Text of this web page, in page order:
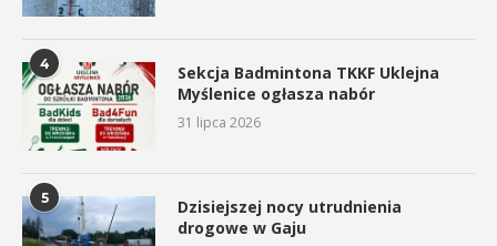
4
Sekcja Badmintona TKKF Uklejna
Myślenice ogłasza nabór
31 lipca 2026
5
Dzisiejszej nocy utrudnienia
drogowe w Gaju